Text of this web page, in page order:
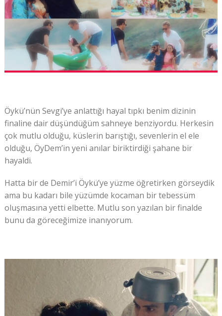
Öykü’nün Sevgi’ye anlattığı hayal tıpkı benim dizinin
finaline dair düşündüğüm sahneye benziyordu. Herkesin
çok mutlu olduğu, küslerin barıştığı, sevenlerin el ele
olduğu, ÖyDem’in yeni anılar biriktirdiği şahane bir
hayaldi.
Hatta bir de Demir’i Öykü’ye yüzme öğretirken görseydik
ama bu kadarı bile yüzümde kocaman bir tebessüm
oluşmasına yetti elbette. Mutlu son yazılan bir finalde
bunu da göreceğimize inanıyorum.